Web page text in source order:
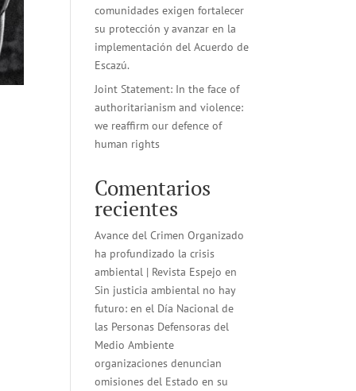
comunidades exigen fortalecer
su protección y avanzar en la
implementación del Acuerdo de
Escazú.
Joint Statement: In the face of
authoritarianism and violence:
we reaffirm our defence of
human rights
Comentarios
recientes
Avance del Crimen Organizado
ha profundizado la crisis
ambiental | Revista Espejo en
Sin justicia ambiental no hay
futuro: en el Día Nacional de
las Personas Defensoras del
Medio Ambiente
organizaciones denuncian
omisiones del Estado en su